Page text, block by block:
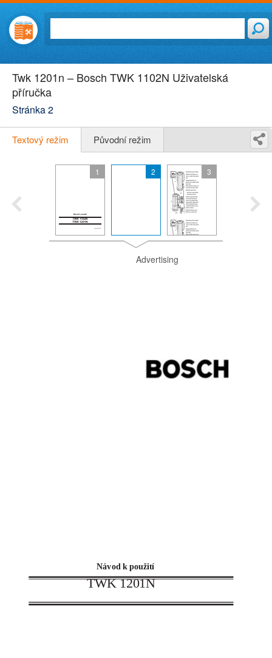
Twk 1201n – Bosch TWK 1102N Uživatelská
příručka
Stránka 2
Textový režim Původní režim
1 2 3
Advertising
Návod k použití
TWK 1201N